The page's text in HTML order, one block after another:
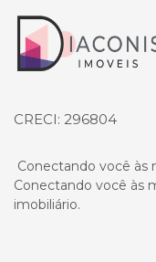
Página inicial
CRECI: 296804
Conectando você às
Conectando você às
imobiliário.